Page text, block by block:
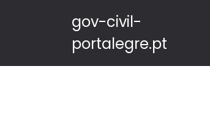
gov-civil-
portalegre.pt